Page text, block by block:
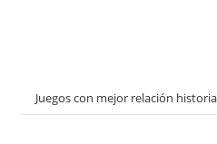
Juegos con mejor relación